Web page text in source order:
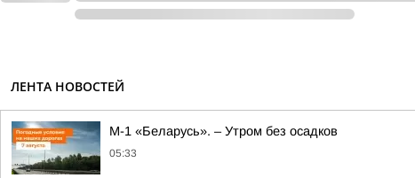
ЛЕНТА НОВОСТЕЙ
М-1 «Беларусь». – Утром без осадков
05:33